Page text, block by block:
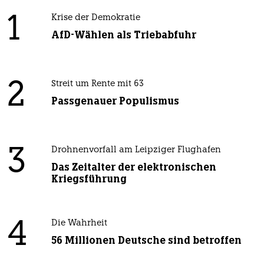
1 Krise der Demokratie
AfD-Wählen als Triebabfuhr
2 Streit um Rente mit 63
Passgenauer Populismus
3 Drohnenvorfall am Leipziger Flughafen
Das Zeitalter der elektronischen
Kriegsführung
4 Die Wahrheit
56 Millionen Deutsche sind betroffen